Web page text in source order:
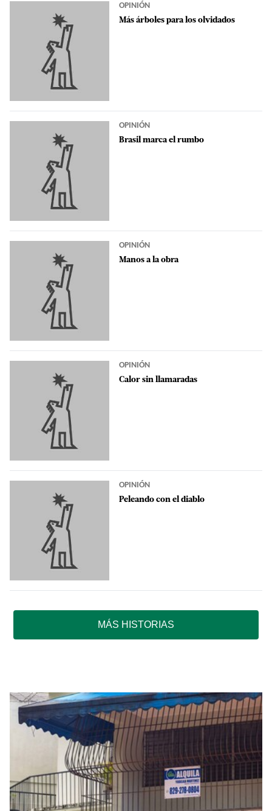
OPINIÓN
Más árboles para los olvidados
OPINIÓN
Brasil marca el rumbo
OPINIÓN
Manos a la obra
OPINIÓN
Calor sin llamaradas
OPINIÓN
Peleando con el diablo
MÁS HISTORIAS